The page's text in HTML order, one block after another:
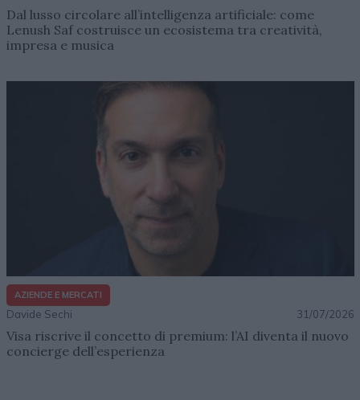
Dal lusso circolare all’intelligenza artificiale: come
Lenush Saf costruisce un ecosistema tra creatività,
impresa e musica
AZIENDE E MERCATI
Davide Sechi 31/07/2026
Visa riscrive il concetto di premium: l’AI diventa il nuovo
concierge dell’esperienza